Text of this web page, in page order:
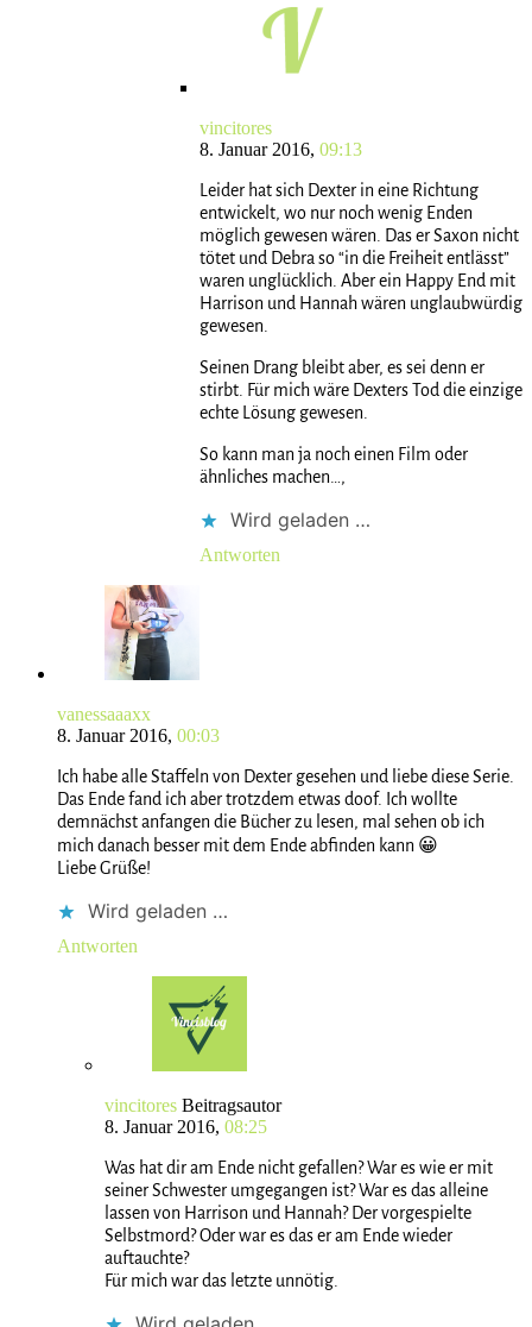
vincitores
8. Januar 2016, 09:13
Leider hat sich Dexter in eine Richtung
entwickelt, wo nur noch wenig Enden
möglich gewesen wären. Das er Saxon nicht
tötet und Debra so “in die Freiheit entlässt”
waren unglücklich. Aber ein Happy End mit
Harrison und Hannah wären unglaubwürdig
gewesen.
Seinen Drang bleibt aber, es sei denn er
stirbt. Für mich wäre Dexters Tod die einzige
echte Lösung gewesen.
So kann man ja noch einen Film oder
ähnliches machen…,
Wird geladen …
Antworten
vanessaaaxx
8. Januar 2016, 00:03
Ich habe alle Staffeln von Dexter gesehen und liebe diese Serie.
Das Ende fand ich aber trotzdem etwas doof. Ich wollte
demnächst anfangen die Bücher zu lesen, mal sehen ob ich
mich danach besser mit dem Ende abfinden kann 😀
Liebe Grüße!
Wird geladen …
Antworten
vincitores Beitragsautor
8. Januar 2016, 08:25
Was hat dir am Ende nicht gefallen? War es wie er mit
seiner Schwester umgegangen ist? War es das alleine
lassen von Harrison und Hannah? Der vorgespielte
Selbstmord? Oder war es das er am Ende wieder
auftauchte?
Für mich war das letzte unnötig.